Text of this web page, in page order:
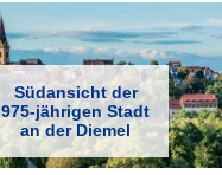
Südansicht der
975-jährigen Stadt
an der Diemel